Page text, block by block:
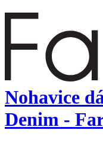
Nohavice
Denim -